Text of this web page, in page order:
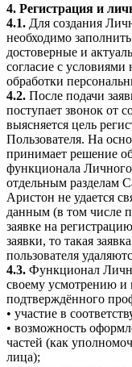
4. Регистрация и
4.1. Для создания
необходимо
достоверные и
согласие с
обработки
4.2. После подачи
поступает звонок от
выясняется цель
Пользователя. На
принимает решение
функционала Личного
отдельным разделам
Аристон не удается
данным (в том числе
заявке на
заявки, то такая
пользователя
4.3. Функционал
своему усмотрению и
подтверждённого
• участие в
• возможность
частей (как
лица);